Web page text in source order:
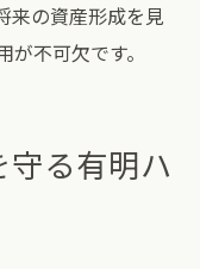
来の資産形成を見
不可欠です。
る有明ハ